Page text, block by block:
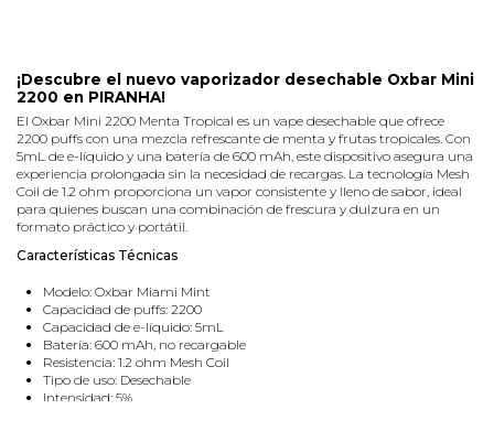
¡Descubre el nuevo vaporizador desechable Oxbar Mini
2200 en PIRANHA!
El Oxbar Mini 2200 Menta Tropical es un vape desechable que ofrece
2200 puffs con una mezcla refrescante de menta y frutas tropicales. Con
5mL de e-líquido y una batería de 600 mAh, este dispositivo asegura una
experiencia prolongada sin la necesidad de recargas. La tecnología Mesh
Coil de 1.2 ohm proporciona un vapor consistente y lleno de sabor, ideal
para quienes buscan una combinación de frescura y dulzura en un
formato práctico y portátil.
Características Técnicas
Modelo: Oxbar Miami Mint
Capacidad de puffs: 2200
Capacidad de e-líquido: 5mL
Batería: 600 mAh, no recargable
Resistencia: 1.2 ohm Mesh Coil
Tipo de uso: Desechable
Intensidad: 5%